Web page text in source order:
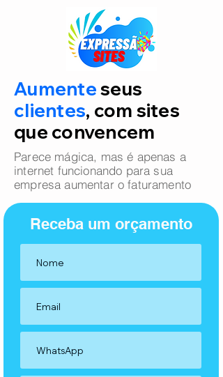
Aumenteseus
clientes, com sites
que convencem
Parece mágica, mas é apenas a
internet funcionando para sua
empresa aumentar o faturamento
Receba um orçamento